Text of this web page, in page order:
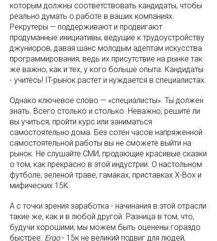
которым должны соответствовать кандидаты, чтобы
реально думать о работе в ваших компаниях.
Рекрутеры — поддерживают и продвигают
продуманные инициативы, ведущие к трудоустройству
джуниоров, давая шанс молодым адептам искусства
программирования, ведь их присутствие на рынке так
же важно, как и тех, у кого больше опыта. Кандидаты
- учитесь! IT-рынок растет и нуждается в специалистах.
Однако ключевое слово — «специалисты». Ты должен
знать. Всего столько и столько. Неважно, решите ли
вы учиться, пройти курс или заниматься
самостоятельно дома. Без сотен часов напряженной
самостоятельной работы вы не сможете выйти на
рынок. Не слушайте СМИ, продающие красивые сказки
о том, как прекрасно в этой индустрии. О настольном
футболе, зеленой траве, гамаках, приставках X-Box и
мифических 15К.
А с точки зрения заработка - начинания в этой отрасли
такие же, как и в любой другой. Разница в том, что,
будучи хорошими, мы можем быть оценены гораздо
быстрее. Ergo- 15к не великий подвиг для людей,